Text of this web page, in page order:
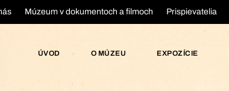
Múzeum v dokumentoch a filmoch Prispievatelia
ÚVOD O MÚZEU EXPOZÍCIE